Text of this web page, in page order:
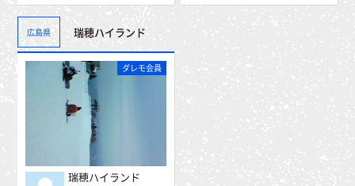
広島県 瑞穂ハイランド
ダレモ会員
瑞穂ハイランド